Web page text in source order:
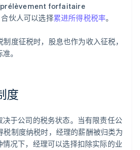
forfaitaire
伙人可以选择累进所得税税率。
度征税时，股息也作为收入征税，
。
度
于公司的税务状态。当有限责任公
税制度纳税时，经理的薪酬被归类为
况下，经理可以选择扣除实际的业